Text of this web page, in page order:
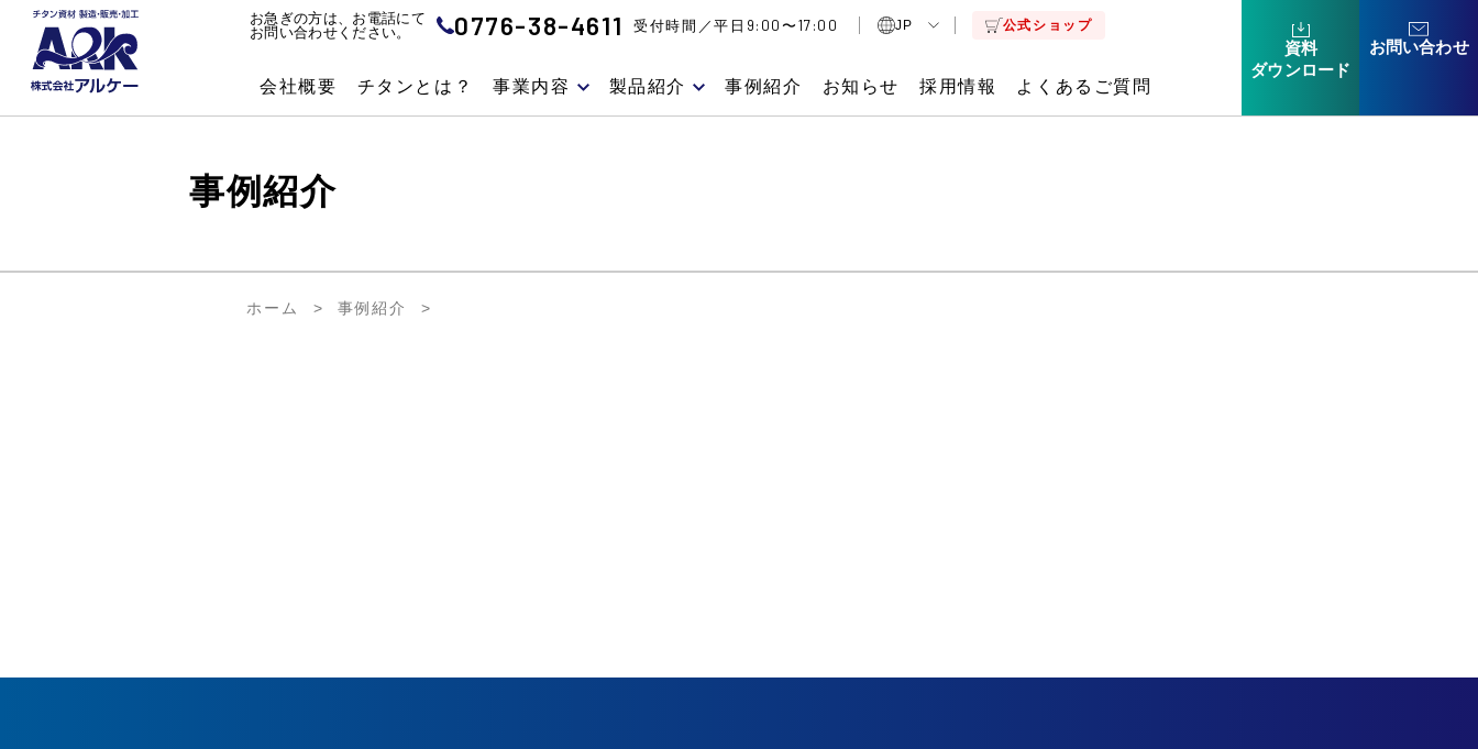
お急ぎの方は、お電話にて
お問い合わせください。
0776-38-4611 受付時間／平日 9:00 〜17:00 JP 公式ショップ
会社概要 チタンとは？ 事業内容 製品紹介 事例紹介 お知らせ 採用情報 よくあるご質問
資料
ダウンロード
お問い合わせ
事例紹介
ホーム 事例紹介